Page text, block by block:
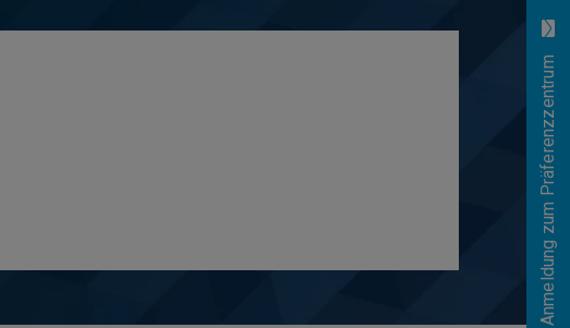
Anmeldung zum Präferenzzentrum